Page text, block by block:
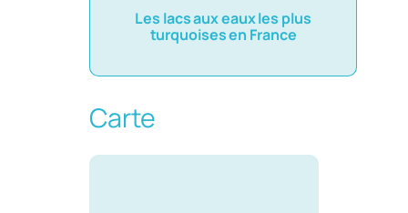
Les lacs aux eaux les plus
turquoises en France
Carte